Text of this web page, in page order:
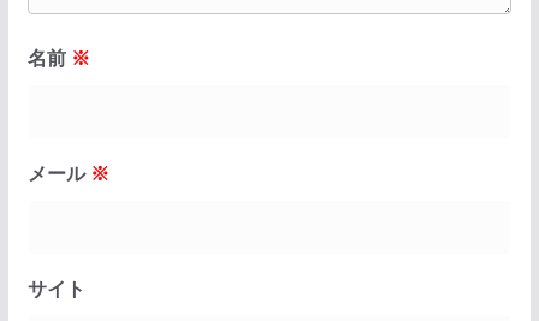
名前 ※
メール ※
サイト